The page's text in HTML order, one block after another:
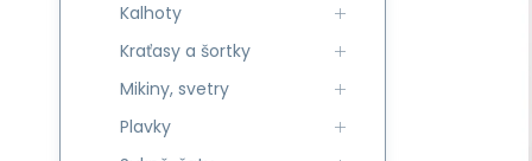
Kalhoty
Kraťasy a šortky
Mikiny, svetry
Plavky